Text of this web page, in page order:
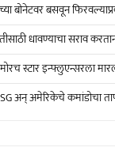
बोनेटवर बसवून
धावण्याचा सराव
स्टार इन्फ्लुएन्सरला
अन् अमेरिकेचे कमांडोचा